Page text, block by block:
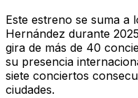
Este estreno se suma a
Hernández durante
gira de más de 40
su presencia
siete conciertos
ciudades.